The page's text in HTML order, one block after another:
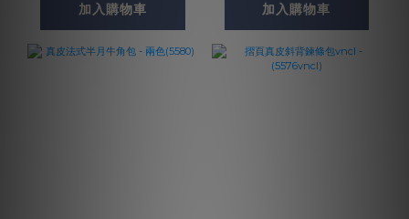
加入購物車 加入購物車